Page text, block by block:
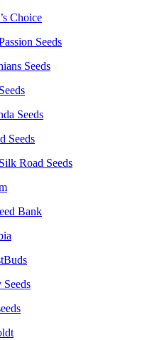
Choice
Seeds
Seeds
Seeds
Seeds
Road Seeds
Bank